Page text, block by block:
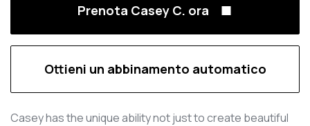
Prenota Casey C. ora
Ottieni un abbinamento automatico
Casey has the unique ability not just to create beautiful